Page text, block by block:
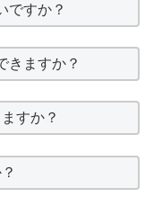
ですか？
きますか？
すか？